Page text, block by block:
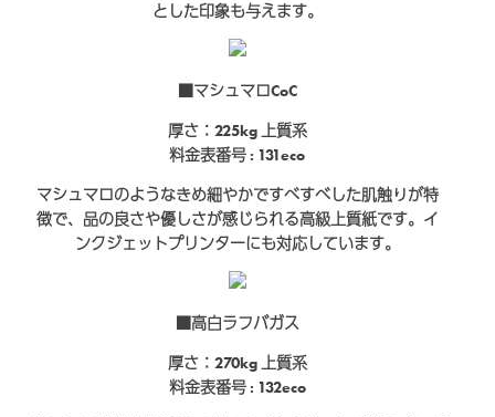
とした印象も与えます。
■マシュマロCoC
厚さ：225kg 上質系
料金表番号 : 131eco
マシュマロのようなきめ細やかですべすべした肌触りが特
徴で、品の良さや優しさが感じられる高級上質紙です。イ
ンクジェットプリンターにも対応しています。
■高白ラフバガス
厚さ：270kg 上質系
料金表番号 : 132eco